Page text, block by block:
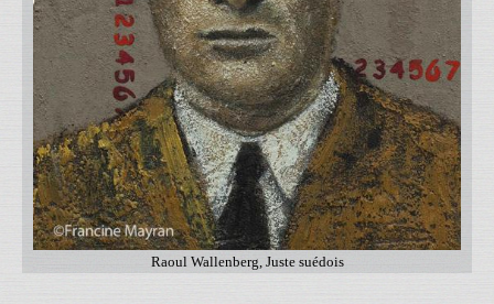
Raoul Wallenberg, Juste suédois